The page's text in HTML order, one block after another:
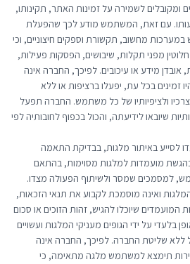
לשמירה על זמינות האתר, תקינותו,
עם זאת, המשתמש מודע לכך שהפעלת
מחשוב, תקשורת וספקים חיצוניים, וכי
מפני תקלות, שיבושים, הפסקות פעילות,
אובדן מידע או עיכובים. לפיכך, החברה אינה
זמינים בכל עת, יפעלו ברציפות או ללא
ולציפיותיו של כל משתמש. החברה תפעל
שיובאו לידיעתה, והכול בכפוף לחובותיה לפי
לסייע באיתור מלגות, בבדיקת התאמה
מועמדות למלגות מסוימות, בהתאם
למסמכים שמסר ולשיתוף הפעולה מצדו.
ואינה מוסמכת לקבוע את תנאי הזכאות,
שיוכלו להגיש, זהות הזוכים או סכום
בלעדי על ידי הגופים מעניקי המלגות ועשויים
שליטת החברה. לפיכך, החברה אינה
תימצא למשתמש מלגה מתאימה, כי